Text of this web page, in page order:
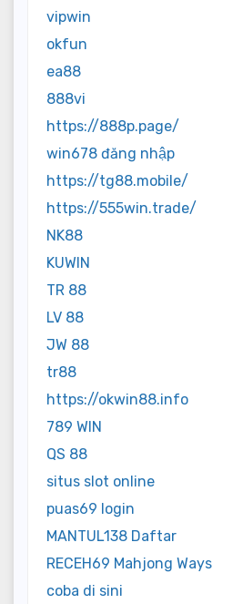
vipwin
okfun
ea88
888vi
https://888p.page/
win678 đăng nhập
https://tg88.mobile/
https://555win.trade/
NK88
KUWIN
TR 88
LV 88
JW 88
tr88
https://okwin88.info
789 WIN
QS 88
situs slot online
puas69 login
MANTUL138 Daftar
RECEH69 Mahjong Ways
coba di sini